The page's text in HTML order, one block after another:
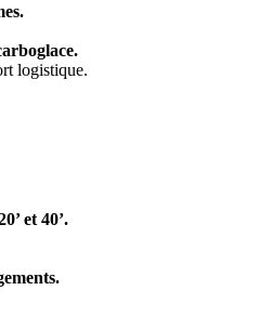
logistique.
et 40’.